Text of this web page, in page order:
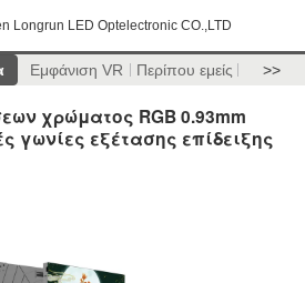
Longrun LED Optelectronic CO.,LTD
Εμφάνιση VR Περίπου εμείς >>
χρώματος RGB 0.93mm
γωνίες εξέτασης επίδειξης